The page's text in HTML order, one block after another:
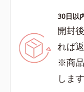
30日以
開封
れば
※商
します